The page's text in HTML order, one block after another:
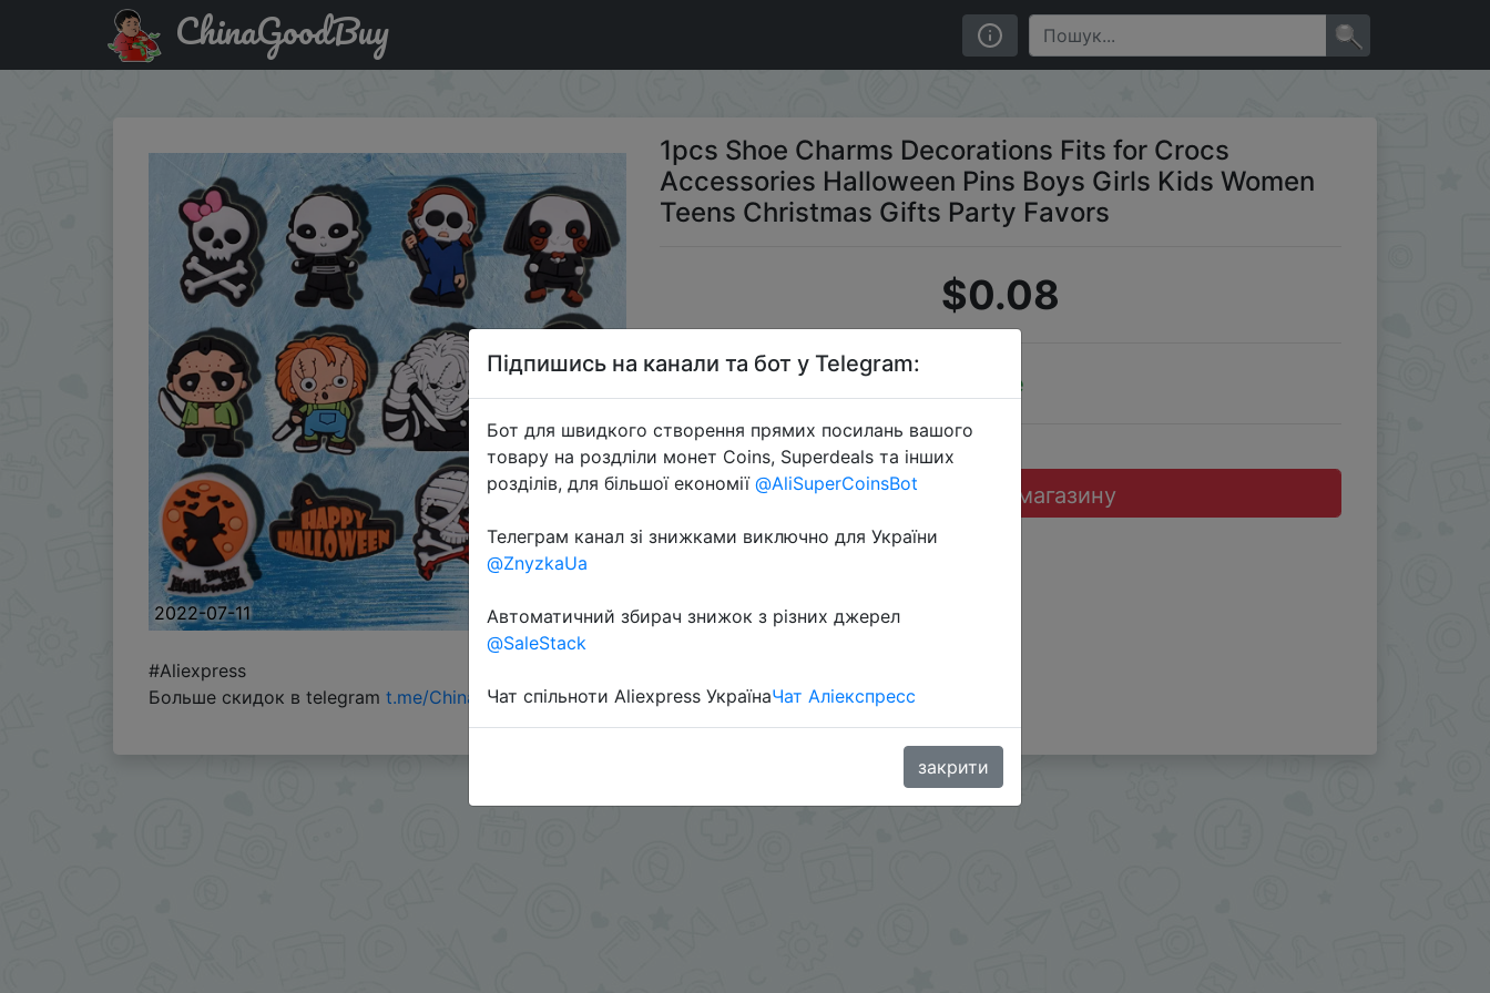
Знижка на 1pcs Shoe Charms Decorations Fits for Crocs Accessories Halloween Pins Boys Girls Kids Women Teens Christmas Gifts Party Favors
ChinaGoodBuy
2022-07-11
1pcs Shoe Charms Decorations Fits for Crocs
Accessories Halloween Pins Boys Girls Kids Women
Teens Christmas Gifts Party Favors
$0.08
Sale
Перейти до магазину
#Aliexpress
Больше скидок в telegram t.me/ChinaGoodBuy
Підпишись на канали та бот у Telegram:
Бот для швидкого створення прямих посилань вашого
товару на роздліли монет Coins, Superdeals та інших
розділів, для більшої економії @AliSuperCoinsBot
Телеграм канал зі знижками виключно для України
@ZnyzkaUa
Автоматичний збирач знижок з різних джерел
@SaleStack
Чат спільноти Aliexpress УкраїнаЧат Аліекспресс
закрити